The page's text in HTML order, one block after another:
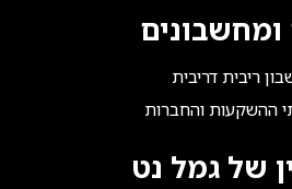
ומחשבונים
ריבית דריבית
ההשקעות והחברות
של גמל נט